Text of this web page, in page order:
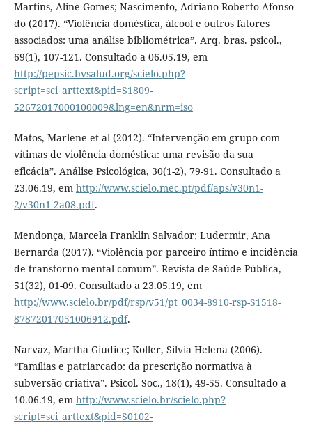
Martins, Aline Gomes; Nascimento, Adriano Roberto Afonso
do (2017). “Violência doméstica, álcool e outros fatores
associados: uma análise bibliométrica”. Arq. bras. psicol.,
69(1), 107-121. Consultado a 06.05.19, em
http://pepsic.bvsalud.org/scielo.php?
script=sci_arttext&pid=S1809-
52672017000100009&lng=en&nrm=iso
Matos, Marlene et al (2012). “Intervenção em grupo com
vítimas de violência doméstica: uma revisão da sua
eficácia”. Análise Psicológica, 30(1-2), 79-91. Consultado a
23.06.19, em http://www.scielo.mec.pt/pdf/aps/v30n1-
2/v30n1-2a08.pdf.
Mendonça, Marcela Franklin Salvador; Ludermir, Ana
Bernarda (2017). “Violência por parceiro íntimo e incidência
de transtorno mental comum”. Revista de Saúde Pública,
51(32), 01-09. Consultado a 23.05.19, em
http://www.scielo.br/pdf/rsp/v51/pt_0034-8910-rsp-S1518-
87872017051006912.pdf.
Narvaz, Martha Giudice; Koller, Sílvia Helena (2006).
“Famílias e patriarcado: da prescrição normativa à
subversão criativa”. Psicol. Soc., 18(1), 49-55. Consultado a
10.06.19, em http://www.scielo.br/scielo.php?
script=sci_arttext&pid=S0102-